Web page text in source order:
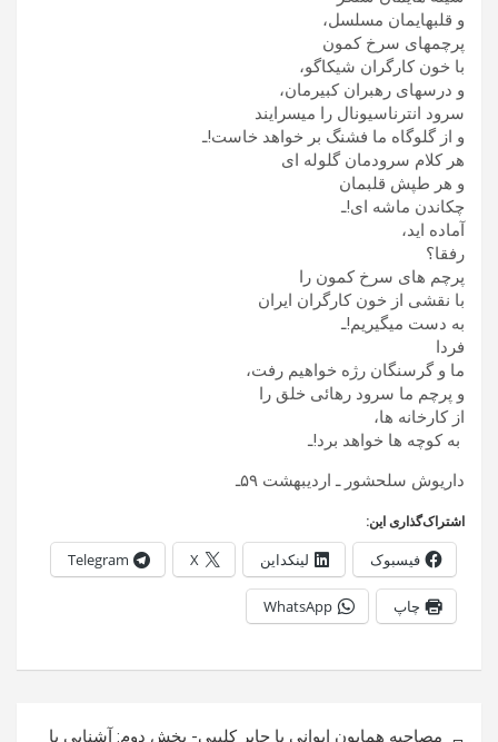
و قلبهایمان مسلسل،
پرچمهای سرخ کمون
با خون کارگران شیکاگو،
و درسهای رهبران کبیرمان،
سرود انترناسیونال را میسرایند
و از گلوگاه ما فشنگ بر خواهد خاست!ـ
هر کلام سرودمان گلوله ای
و هر طپش قلبمان
چکاندن ماشه ای!ـ
آماده اید،
رفقا؟
پرچم های سرخ کمون را
با نقشی از خون کارگران ایران
به دست میگیریم!ـ
فردا
ما و گرسنگان رژه خواهیم رفت،
و پرچم ما سرود رهائی خلق را
از کارخانه ها،
به کوچه ها خواهد برد!ـ
داریوش سلحشور ـ اردیبهشت ۵۹ـ
اشتراک‌گذاری این:
فیسبوک لینکداین X
Telegram
چاپ WhatsApp
مصاحبه همایون ایوانی با جابر کلیبی- بخش دوم‏: آشنایی با